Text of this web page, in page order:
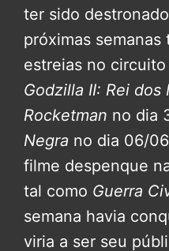
ter sido
próximas semanas
estreias no
Godzilla II: Rei dos
Rocketman no dia
Negra no dia 06/
filme despenque
tal como Guerra
semana havia
viria a ser seu